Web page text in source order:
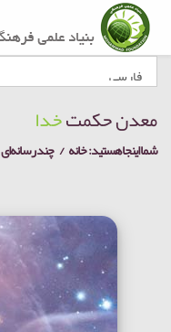
معدن حکمتخدا
شما اینجا هستید:خانه چند رسانه‌ای